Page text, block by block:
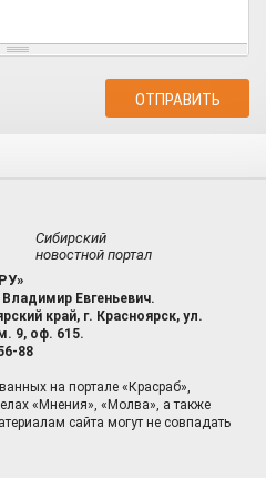
Сибирский
новостной портал
Евгеньевич.
край, г. Красноярск, ул.
9, оф. 615.
88
на портале «Красраб»,
«Мнения», «Молва», а также
сайта могут не совпадать